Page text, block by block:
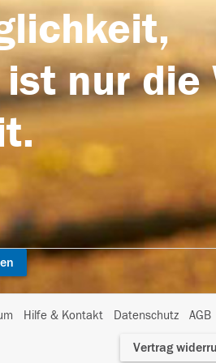
ist nur
Hilfe & Kontakt Datenschutz AGB
Vertrag